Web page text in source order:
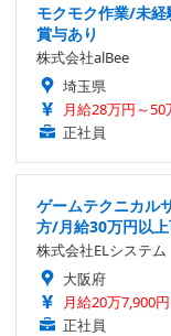
モクモク作業/未
賞与あり
株式会社alBee
埼玉県
月給28万円～50
正社員
ゲームテクニカル
方/月給30万円以
株式会社ELシステム
大阪府
月給20万7,900
正社員